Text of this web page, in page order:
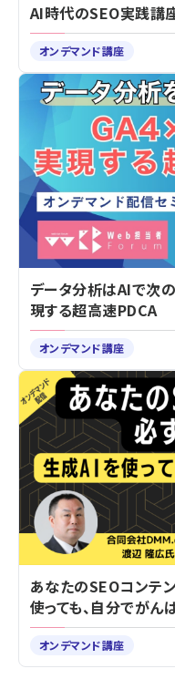
AI時代のSEO実践講
オンデマンド講座
データ分析はAIで次
現する超高速PDCA
オンデマンド講座
あなたのSEOコンテ
使っても、自分でがん
オンデマンド講座